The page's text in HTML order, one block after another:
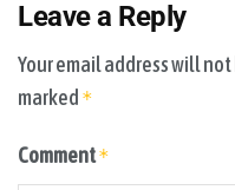
Leave a Reply
Your email address will
marked *
Comment*